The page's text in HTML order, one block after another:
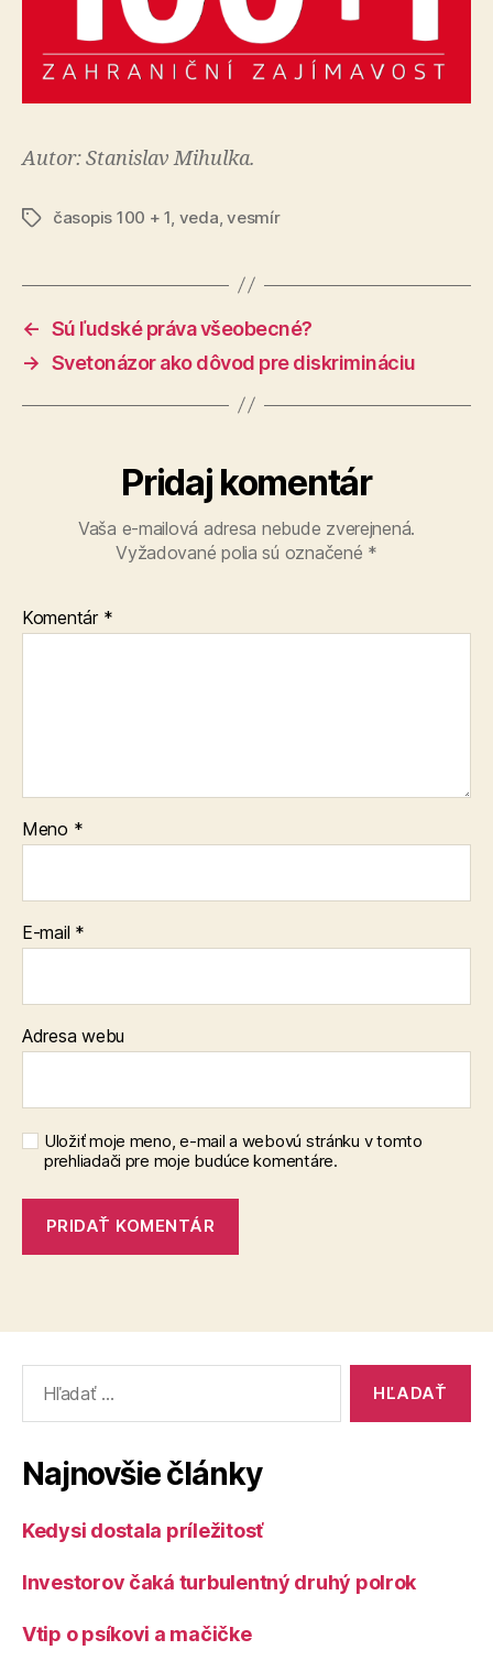
Autor: Stanislav Mihulka.
Značkyčasopis 100 + 1 veda ,vesmír
← Sú ľudské práva všeobecné?
→ Svetonázor ako dôvod pre diskrimináciu
Pridaj komentár
Vaša e-mailová adresa nebude zverejnená.
Vyžadované polia sú označené *
Komentár *
Meno *
E-mail *
Adresa webu
Uložiť moje meno, e-mail a webovú stránku v tomto
prehliadači pre moje budúce komentáre.
Najnovšie články
Kedysi dostala príležitosť
Investorov čaká turbulentný druhý polrok
Vtip o psíkovi a mačičke